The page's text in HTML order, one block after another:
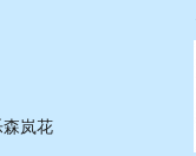
森岚花